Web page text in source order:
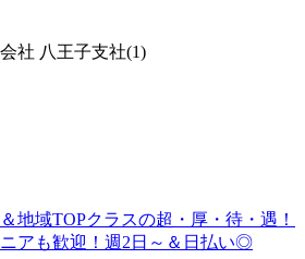
社 八王子支社(1)
地域TOPクラスの超・厚・待・遇！
アも歓迎！週2日～＆日払い◎